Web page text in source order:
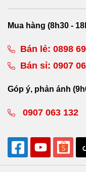
Mua hàng (8h30 -
Bán lẻ: 0898
Bán sỉ: 0907
Góp ý, phản ánh
0907 063 132